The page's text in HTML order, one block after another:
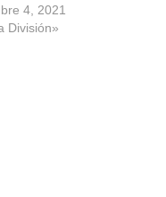
4, 2021
División»